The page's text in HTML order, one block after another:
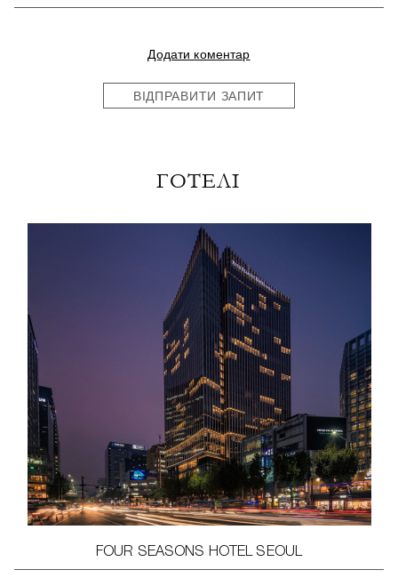
Додати коментар
ВІДПРАВИТИ ЗАПИТ
ГОТЕЛІ
FOUR SEASONS HOTEL SEOUL